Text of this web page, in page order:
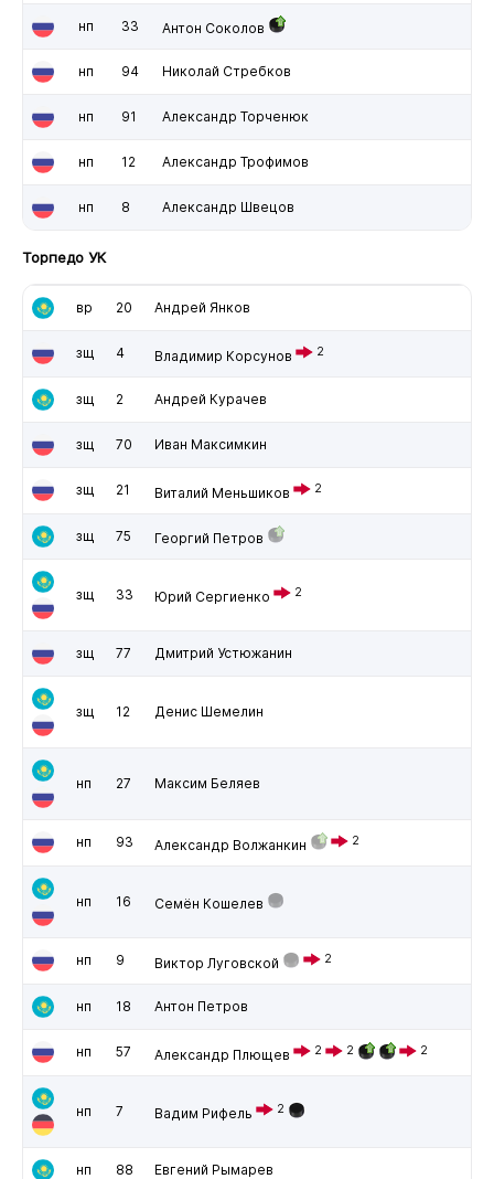
нп 33 Антон Соколов
нп 94 Николай Стребков
нп 91 Александр Торченюк
нп 12 Александр Трофимов
нп 8 Александр Швецов
Торпедо УК
вр 20 Андрей Янков
зщ 4 Владимир Корсунов 2
зщ 2 Андрей Курачев
зщ 70 Иван Максимкин
зщ 21 Виталий Меньшиков 2
зщ 75 Георгий Петров
зщ 33 Юрий Сергиенко 2
зщ 77 Дмитрий Устюжанин
зщ 12 Денис Шемелин
нп 27 Максим Беляев
нп 93 Александр Волжанкин 2
нп 16 Семён Кошелев
нп 9 Виктор Луговской 2
нп 18 Антон Петров
нп 57 Александр Плющев 2 2 2
нп 7 Вадим Рифель 2
нп 88 Евгений Рымарев